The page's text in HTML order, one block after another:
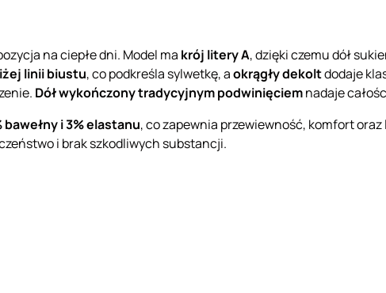
na ciepłe dni. Model ma krój litery A, dzięki czemu dół
linii biustu, co podkreśla sylwetkę, aokrągły dekoltdodaje
Dół wykończony tradycyjnym podwinięciemnadaje
bawełny i 3% elastanu, co zapewnia przewiewność, komfort
i brak szkodliwych substancji.